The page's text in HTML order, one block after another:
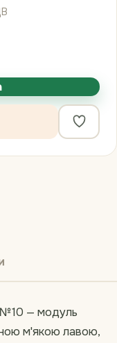
№10 — модуль
м'якою лавою,